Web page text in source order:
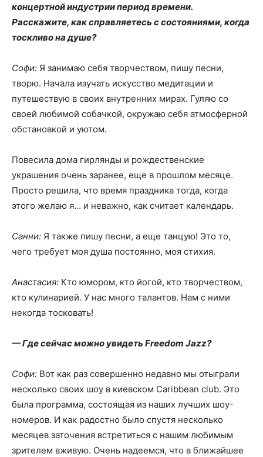
концертной индустрии период времени.
Расскажите, как справляетесь с состояниями, когда
тоскливо на душе?
Софи: Я занимаю себя творчеством, пишу песни,
творю. Начала изучать искусство медитации и
путешествую в своих внутренних мирах. Гуляю со
своей любимой собачкой, окружаю себя атмосферной
обстановкой и уютом.
Повесила дома гирлянды и рождественские
украшения очень заранее, еще в прошлом месяце.
Просто решила, что время праздника тогда, когда
этого желаю я… и неважно, как считает календарь.
Санни: Я также пишу песни, а еще танцую! Это то,
чего требует моя душа постоянно, моя стихия.
Анастасия: Кто юмором, кто йогой, кто творчеством,
кто кулинарией. У нас много талантов. Нам с ними
некогда тосковать!
— Где сейчас можно увидеть Freedom Jazz?
Софи: Вот как раз совершенно недавно мы отыграли
несколько своих шоу в киевском Caribbean club. Это
была программа, состоящая из наших лучших шоу-
номеров. И как радостно было спустя несколько
месяцев заточения встретиться с нашим любимым
зрителем вживую. Очень надеемся, что в ближайшее